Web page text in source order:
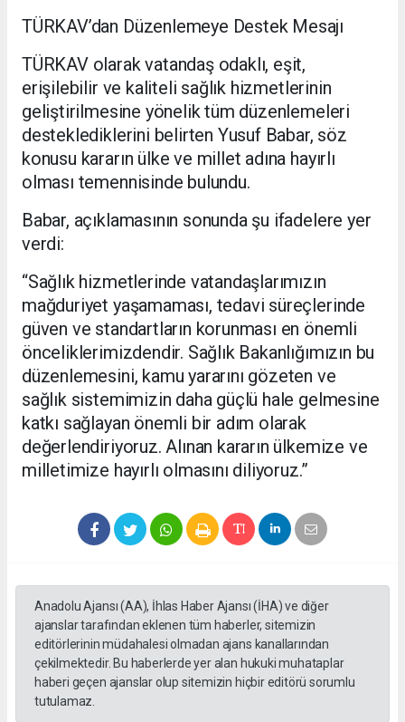
TÜRKAV’dan Düzenlemeye Destek Mesajı
TÜRKAV olarak vatandaş odaklı, eşit,
erişilebilir ve kaliteli sağlık hizmetlerinin
geliştirilmesine yönelik tüm düzenlemeleri
desteklediklerini belirten Yusuf Babar, söz
konusu kararın ülke ve millet adına hayırlı
olması temennisinde bulundu.
Babar, açıklamasının sonunda şu ifadelere yer
verdi:
“Sağlık hizmetlerinde vatandaşlarımızın
mağduriyet yaşamaması, tedavi süreçlerinde
güven ve standartların korunması en önemli
önceliklerimizdendir. Sağlık Bakanlığımızın bu
düzenlemesini, kamu yararını gözeten ve
sağlık sistemimizin daha güçlü hale gelmesine
katkı sağlayan önemli bir adım olarak
değerlendiriyoruz. Alınan kararın ülkemize ve
milletimize hayırlı olmasını diliyoruz.”
Anadolu Ajansı (AA), İhlas Haber Ajansı (İHA) ve diğer
ajanslar tarafından eklenen tüm haberler, sitemizin
editörlerinin müdahalesi olmadan ajans kanallarından
çekilmektedir. Bu haberlerde yer alan hukuki muhataplar
haberi geçen ajanslar olup sitemizin hiçbir editörü sorumlu
tutulamaz.